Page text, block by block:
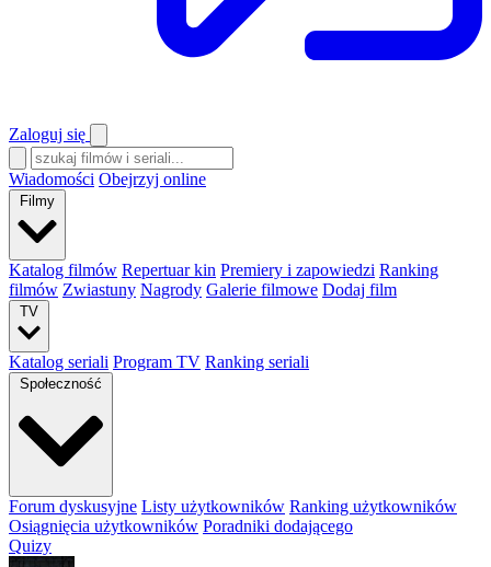
Zaloguj się
Wiadomości Obejrzyj online
Filmy
Katalog filmów Repertuar kin Premiery i zapowiedzi Ranking
filmów Zwiastuny Nagrody Galerie filmowe Dodaj film
TV
Katalog seriali Program TV Ranking seriali
Społeczność
Forum dyskusyjne Listy użytkowników Ranking użytkowników
Osiągnięcia użytkowników Poradniki dodającego
Quizy